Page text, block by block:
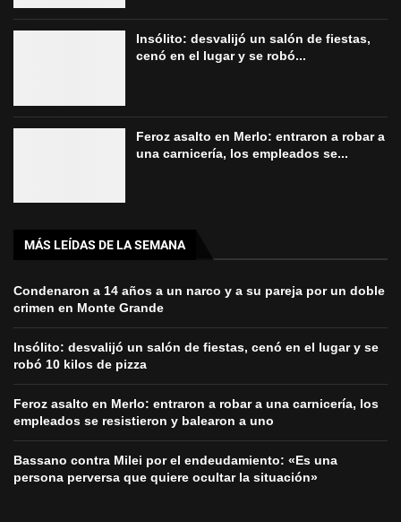
Insólito: desvalijó un salón de fiestas,
cenó en el lugar y se robó...
Feroz asalto en Merlo: entraron a robar a
una carnicería, los empleados se...
MÁS LEÍDAS DE LA SEMANA
Condenaron a 14 años a un narco y a su pareja por un doble
crimen en Monte Grande
Insólito: desvalijó un salón de fiestas, cenó en el lugar y se
robó 10 kilos de pizza
Feroz asalto en Merlo: entraron a robar a una carnicería, los
empleados se resistieron y balearon a uno
Bassano contra Milei por el endeudamiento: «Es una
persona perversa que quiere ocultar la situación»